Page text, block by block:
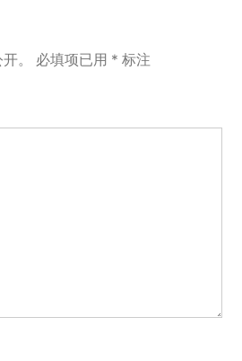
。 必填项已用 * 标注